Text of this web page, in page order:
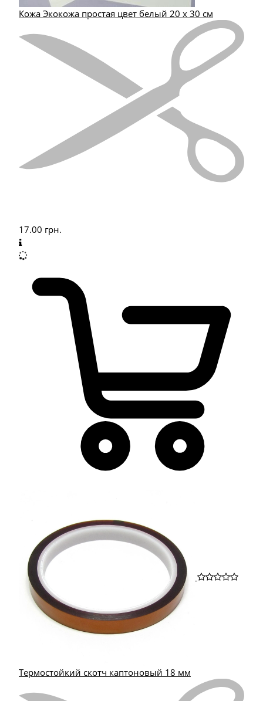
Кожа Экокожа простая цвет белый 20 х 30 см
17.00 грн.
Термостойкий скотч каптоновый 18 мм